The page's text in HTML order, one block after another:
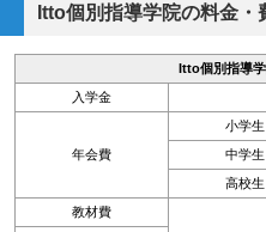
Itto個別指導学院の料金・
Itto個別指導
入学金
年会費
小学生
中学生
高校生
教材費